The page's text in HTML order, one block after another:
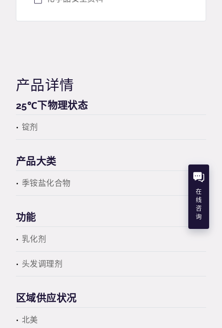
产品详情
25℃下物理状态
锭剂
产品大类
季铵盐化合物
功能
乳化剂
头发调理剂
区域供应状况
北美
在
线
咨
询